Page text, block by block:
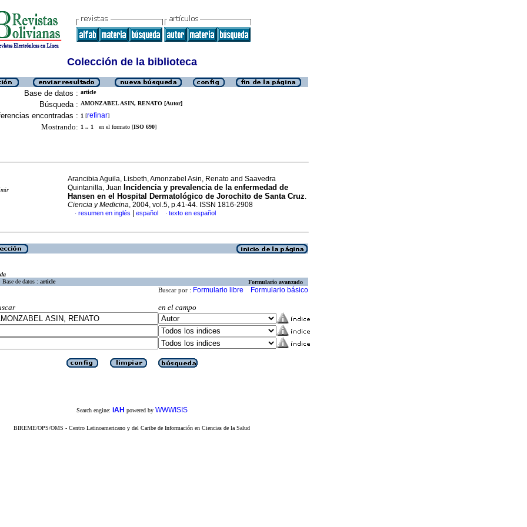
Colección de la biblioteca
Base de datos : article
Búsqueda : AMONZABEL ASIN, RENATO [Autor]
encontradas : 1 [refinar]
Mostrando: 1 .. 1 en el formato [ISO 690]
Arancibia Aguila, Lisbeth, Amonzabel Asin, Renato and Saavedra
Quintanilla, Juan Incidencia y prevalencia de la enfermedad de
Hansen en el Hospital Dermatológico de Jorochito de Santa Cruz.
Ciencia y Medicina, 2004, vol.5, p.41-44. ISSN 1816-2908
· resumen en inglés español · texto en español
Base de datos : article Formulario avanzado
Buscar por : Formulario libre Formulario básico
en el campo
Search engine: iAH powered by WWWISIS
BIREME/OPS/OMS - Centro Latinoamericano y del Caribe de Información en Ciencias de la Salud